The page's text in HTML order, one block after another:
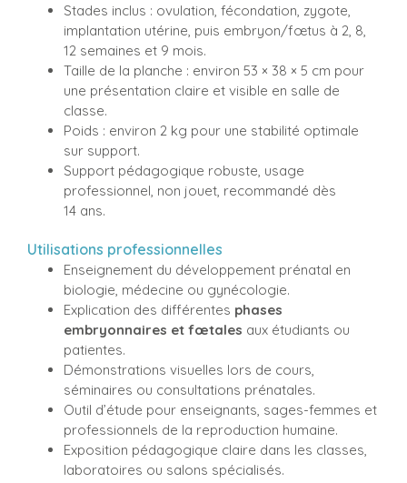
Stades inclus : ovulation, fécondation, zygote,
implantation utérine, puis embryon/fœtus à 2, 8,
12 semaines et 9 mois.
Taille de la planche : environ 53 × 38 × 5 cm pour
une présentation claire et visible en salle de
classe.
Poids : environ 2 kg pour une stabilité optimale
sur support.
Support pédagogique robuste, usage
professionnel, non jouet, recommandé dès
14 ans.
Utilisations professionnelles
Enseignement du développement prénatal en
biologie, médecine ou gynécologie.
Explication des différentes phases
embryonnaires et fœtales aux étudiants ou
patientes.
Démonstrations visuelles lors de cours,
séminaires ou consultations prénatales.
Outil d’étude pour enseignants, sages-femmes et
professionnels de la reproduction humaine.
Exposition pédagogique claire dans les classes,
laboratoires ou salons spécialisés.